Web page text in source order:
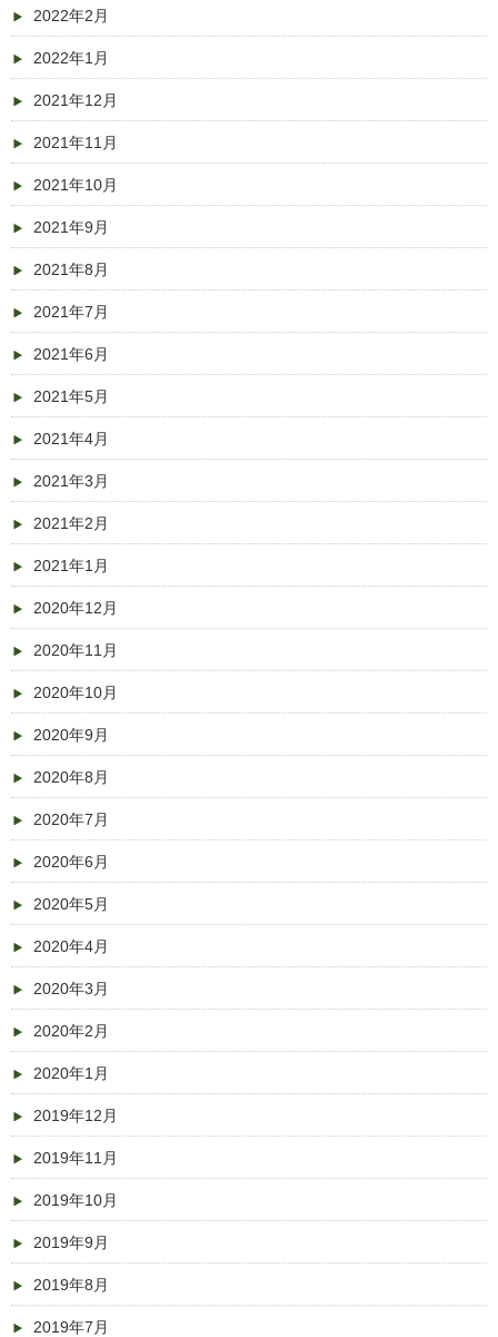
2022年2月
2022年1月
2021年12月
2021年11月
2021年10月
2021年9月
2021年8月
2021年7月
2021年6月
2021年5月
2021年4月
2021年3月
2021年2月
2021年1月
2020年12月
2020年11月
2020年10月
2020年9月
2020年8月
2020年7月
2020年6月
2020年5月
2020年4月
2020年3月
2020年2月
2020年1月
2019年12月
2019年11月
2019年10月
2019年9月
2019年8月
2019年7月